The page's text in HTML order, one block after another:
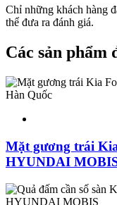
Chỉ những khách hàng
thể đưa ra đánh giá.
Các sản phẩm
Mặt gương trái
HYUNDAI